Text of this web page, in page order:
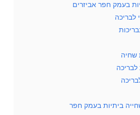
בעמק חפר אביזרים
לבריכה
שחיה
לבריכה
ביתיות בעמק חפר